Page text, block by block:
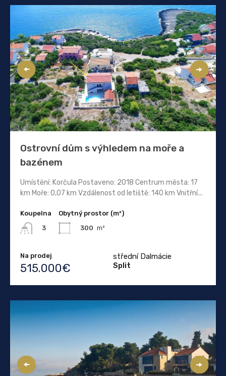
Ostrovní dům s výhledem na moře a
bazénem
Umístění: Korčula Postaveno: 2018 Centrum města: 17
km Moře: 0,07 km Vzdálenost od letiště: 140 km Vnitřní...
Koupelna
3
Obytný prostor (m²)
300 m²
Na prodej
515.000€
střední Dalmácie
Split